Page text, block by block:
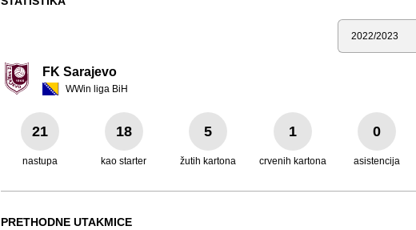
Sezona
FK Sarajevo
WWin liga BiH
21
nastupa
18
kao starter
5
žutih kartona
1
crvenih kartona
0
asistencija
PRETHODNE UTAKMICE